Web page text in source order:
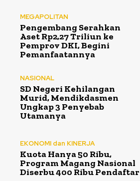
MEGAPOLITAN
Pengembang Serahkan
Aset Rp2,27 Triliun ke
Pemprov DKI, Begini
Pemanfaatannya
NASIONAL
SD Negeri Kehilangan
Murid, Mendikdasmen
Ungkap 3 Penyebab
Utamanya
EKONOMI dan KINERJA
Kuota Hanya 50 Ribu,
Program Magang Nasional
Diserbu 400 Ribu Pendaftar